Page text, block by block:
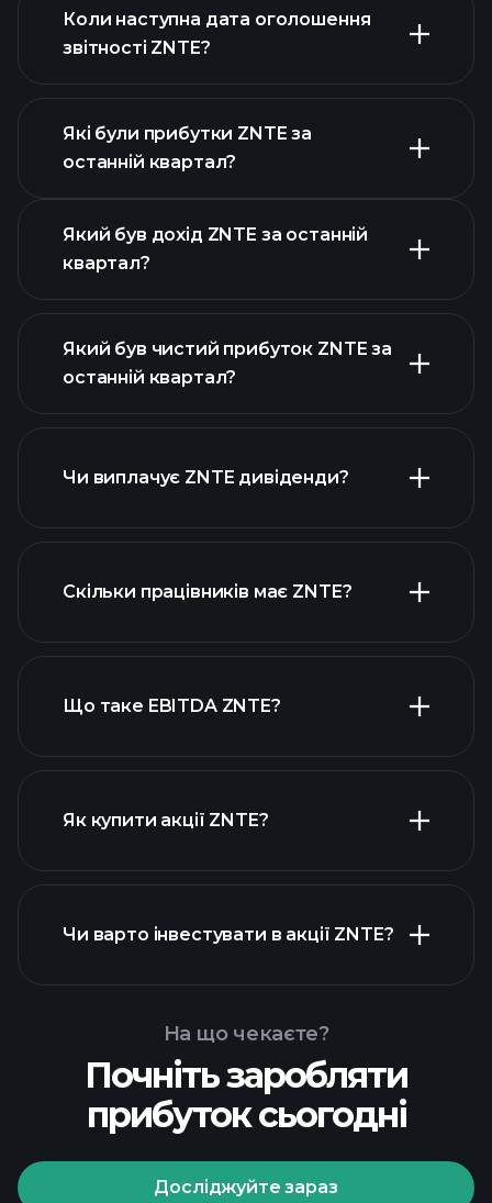
фінансовими звітами ZNTE
Коли наступна дата оголошення
звітності ZNTE?
Які були прибутки ZNTE за
останній квартал?
прибутки ZNTE
Який був дохід ZNTE за останній
квартал?
фінансових звітах ZNTE
Який був чистий прибуток ZNTE за
останній квартал?
Чи виплачує ZNTE дивіденди?
Скільки працівників має ZNTE?
Що таке EBITDA ZNTE?
Як купити акції ZNTE?
Playtrade Tournaments
Чи варто інвестувати в акції ZNTE?
На що чекаєте?
Почніть заробляти
прибуток сьогодні
Досліджуйте зараз